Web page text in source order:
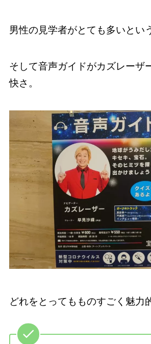
男性の見学者がとても多いとい
そして音声ガイドがカズレーザ
快さ。
どれをとってもものすごく魅力